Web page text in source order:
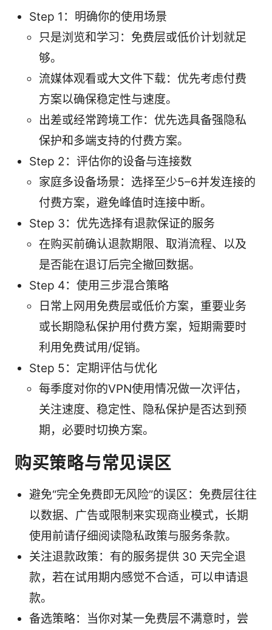
Step 1：明确你的使用场景
只是浏览和学习：免费层或低价计划就足
够。
流媒体观看或大文件下载：优先考虑付费
方案以确保稳定性与速度。
出差或经常跨境工作：优先选具备强隐私
保护和多端支持的付费方案。
Step 2：评估你的设备与连接数
家庭多设备场景：选择至少5–6并发连接的
付费方案，避免峰值时连接中断。
Step 3：优先选择有退款保证的服务
在购买前确认退款期限、取消流程、以及
是否能在退订后完全撤回数据。
Step 4：使用三步混合策略
日常上网用免费层或低价方案，重要业务
或长期隐私保护用付费方案，短期需要时
利用免费试用/促销。
Step 5：定期评估与优化
每季度对你的VPN使用情况做一次评估，
关注速度、稳定性、隐私保护是否达到预
期，必要时切换方案。
购买策略与常见误区
避免“完全免费即无风险”的误区：免费层往往
以数据、广告或限制来实现商业模式，长期
使用前请仔细阅读隐私政策与服务条款。
关注退款政策：有的服务提供 30 天完全退
款，若在试用期内感觉不合适，可以申请退
款。
备选策略：当你对某一免费层不满意时，尝